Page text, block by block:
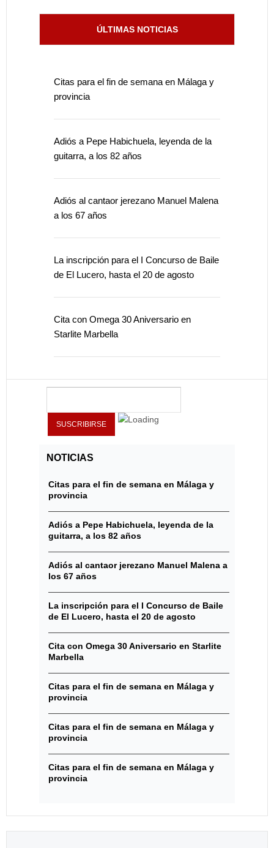
ÚLTIMAS NOTICIAS
Citas para el fin de semana en Málaga y
provincia
Adiós a Pepe Habichuela, leyenda de la
guitarra, a los 82 años
Adiós al cantaor jerezano Manuel Malena
a los 67 años
La inscripción para el I Concurso de Baile
de El Lucero, hasta el 20 de agosto
Cita con Omega 30 Aniversario en
Starlite Marbella
NOTICIAS
Citas para el fin de semana en Málaga y
provincia
Adiós a Pepe Habichuela, leyenda de la
guitarra, a los 82 años
Adiós al cantaor jerezano Manuel Malena a
los 67 años
La inscripción para el I Concurso de Baile
de El Lucero, hasta el 20 de agosto
Cita con Omega 30 Aniversario en Starlite
Marbella
Citas para el fin de semana en Málaga y
provincia
Citas para el fin de semana en Málaga y
provincia
Citas para el fin de semana en Málaga y
provincia